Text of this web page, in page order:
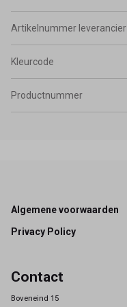
Artikelnummer leverancier
Kleurcode
Productnummer
Footer
Algemene voorwaarden
Privacy Policy
Contact
Boveneind 15